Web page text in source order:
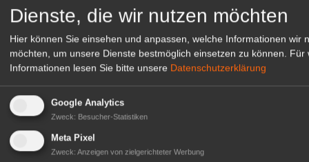
GABOT Top-Jobs
Dienste, die wir nutzen möchten
Hier können Sie einsehen und anpassen, welche Informationen wir
möchten, um unsere Dienste bestmöglich einsetzen zu können. Für
Informationen lesen Sie bitte unsere Datenschutzerklärung
Google Analytics
Zweck: Besucher-Statistiken
Meta Pixel
Zweck: Anzeigen von zielgerichteter Werbung